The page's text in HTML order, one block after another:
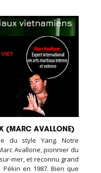
(MARC AVALLONE)
du style Yang. Notre
Avallone, pionnier du
mer, et reconnu grand
en 1987. Bien que